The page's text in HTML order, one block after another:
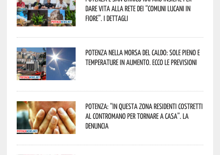
dare vita alla rete dei “Comuni Lucani in
Fiore”. I dettagli
Potenza nella morsa del caldo: sole pieno e
temperature in aumento. Ecco le previsioni
Potenza: “In questa zona residenti costretti
al contromano per tornare a casa”. La
denuncia